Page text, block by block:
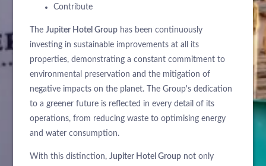
Contribute
TheJupiter Hotel Group has been continuously
investing in sustainable improvements at all its
properties, demonstrating a constant commitment to
environmental preservation and the mitigation of
negative impacts on the planet. The Group's dedication
to a greener future is reflected in every detail of its
operations, from reducing waste to optimising energy
and water consumption.
With this distinction,Jupiter Hotel Group not only